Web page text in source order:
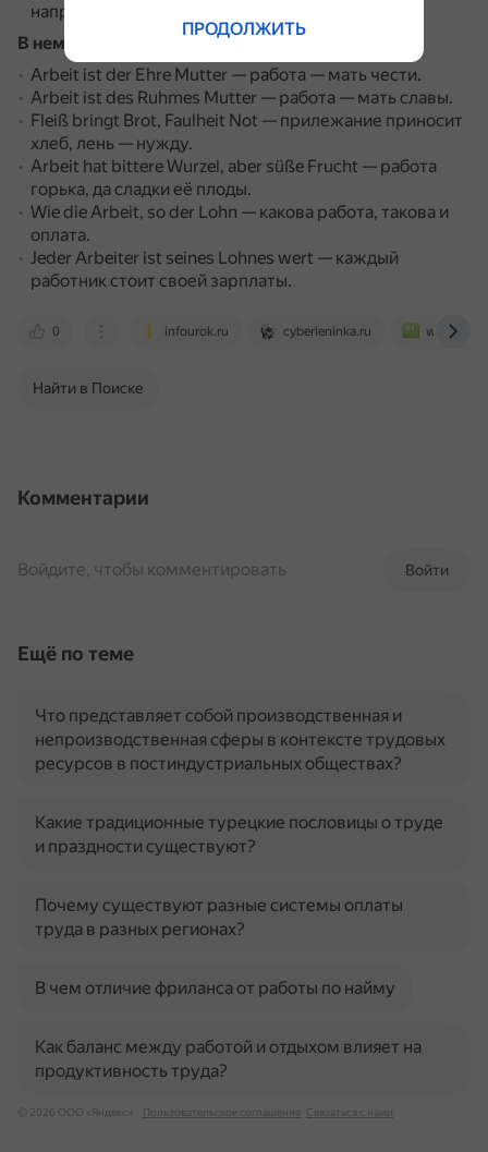
напрасной.
В немецкой культуре
Arbeit ist der Ehre Mutter — работа — мать чести.
Arbeit ist des Ruhmes Mutter — работа — мать славы.
Fleiß bringt Brot, Faulheit Not — прилежание приносит
хлеб, лень — нужду.
Arbeit hat bittere Wurzel, aber süße Frucht — работа
горька, да сладки её плоды.
Wie die Arbeit, so der Lohn — какова работа, такова и
оплата.
Jeder Arbeiter ist seines Lohnes wert — каждый
работник стоит своей зарплаты.
0 infourok.ru cyberleninka.ru
Найти в Поиске
Комментарии
Войти
Войдите, чтобы комментировать
Ещё по теме
Что представляет собой производственная и
непроизводственная сферы в контексте трудовых
ресурсов в постиндустриальных обществах?
Какие традиционные турецкие пословицы о труде
и праздности существуют?
Почему существуют разные системы оплаты
труда в разных регионах?
В чем отличие фриланса от работы по найму
Как баланс между работой и отдыхом влияет на
продуктивность труда?
© 2026 ООО «Яндекс» Пользовательское соглашение Связаться с нами
ПРОДОЛЖИТЬ